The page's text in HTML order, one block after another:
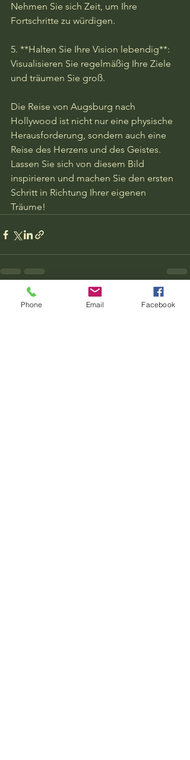
Nehmen Sie sich Zeit, um Ihre
Fortschritte zu würdigen.
5. **Halten Sie Ihre Vision lebendig**:
Visualisieren Sie regelmäßig Ihre Ziele
und träumen Sie groß.
Die Reise von Augsburg nach
Hollywood ist nicht nur eine physische
Herausforderung, sondern auch eine
Reise des Herzens und des Geistes.
Lassen Sie sich von diesem Bild
inspirieren und machen Sie den ersten
Schritt in Richtung Ihrer eigenen
Träume!
Aktuelle Beiträge Alle ansehen
Phone Email Facebook